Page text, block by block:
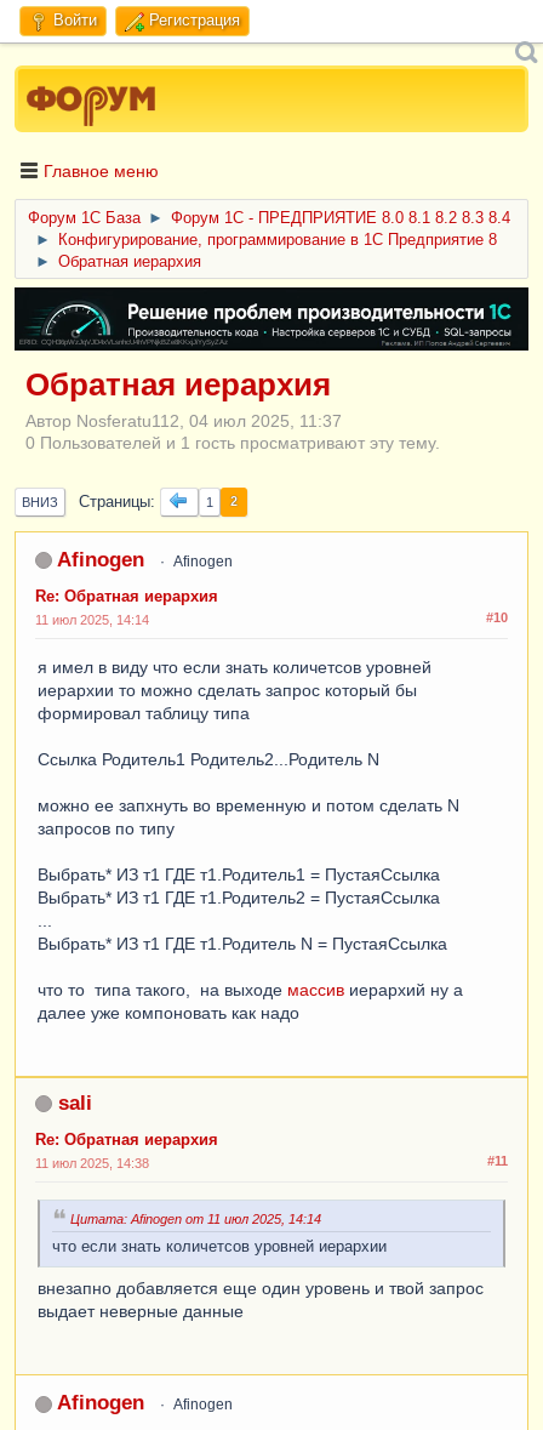
Войти Регистрация
Главное меню
Форум 1C База ►
Форум 1С - ПРЕДПРИЯТИЕ 8.0 8.1 8.2 8.3 8.4
►
Конфигурирование, программирование в 1С Предприятие 8
►
Обратная иерархия
ERID: CQH36pWzJqVJD4xVLsnhcU4hVPNjkBZe8KKxjJiYySyZAz
Обратная иерархия
Автор Nosferatu112, 04 июл 2025, 11:37
0 Пользователей и 1 гость просматривают эту тему.
ВНИЗ Страницы 1 2
Afinogen Afinogen
Re: Обратная иерархия
#10
11 июл 2025, 14:14
я имел в виду что если знать количетсов уровней
иерархии то можно сделать запрос который бы
формировал таблицу типа
Ссылка Родитель1 Родитель2...Родитель N
можно ее запхнуть во временную и потом сделать N
запросов по типу
Выбрать* ИЗ т1 ГДЕ т1.Родитель1 = ПустаяСсылка
Выбрать* ИЗ т1 ГДЕ т1.Родитель2 = ПустаяСсылка
Выбрать* ИЗ т1 ГДЕ т1.Родитель N = ПустаяСсылка
что то типа такого, на выходе массив иерархий ну а
далее уже компоновать как надо
sali
Re: Обратная иерархия
#11
11 июл 2025, 14:38
Цитата: Afinogen от 11 июл 2025, 14:14
что если знать количетсов уровней иерархии
внезапно добавляется еще один уровень и твой запрос
выдает неверные данные
Afinogen Afinogen